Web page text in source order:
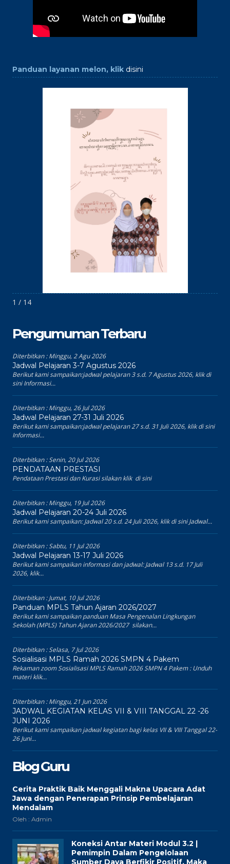
Panduan layanan melon, klik disini
1 / 14
Pengumuman Terbaru
Diterbitkan :Minggu, 2 Agu 2026
Jadwal Pelajaran 3-7 Agustus 2026
Berikut kami sampaikan:jadwal pelajaran 3 s.d. 7 Agustus 2026, klik di
sini Informasi...
Diterbitkan :Minggu, 26 Jul 2026
Jadwal Pelajaran 27-31 Juli 2026
Berikut kami sampaikan:jadwal pelajaran 27 s.d. 31 Juli 2026, klik di sini
Informasi...
Diterbitkan :Senin, 20 Jul 2026
PENDATAAN PRESTASI
Pendataan Prestasi dan Kurasi silakan klik di sini
Diterbitkan :Minggu, 19 Jul 2026
Jadwal Pelajaran 20-24 Juli 2026
Berikut kami sampaikan: Jadwal 20 s.d. 24 Juli 2026, klik di sini Jadwal...
Diterbitkan :Sabtu, 11 Jul 2026
Jadwal Pelajaran 13-17 Juli 2026
Berikut kami sampaikan informasi dan jadwal: Jadwal 13 s.d. 17 Juli
2026, klik...
Diterbitkan :Jumat, 10 Jul 2026
Panduan MPLS Tahun Ajaran 2026/2027
Berikut kami sampaikan panduan Masa Pengenalan Lingkungan
Sekolah (MPLS) Tahun Ajaran 2026/2027 silakan...
Diterbitkan :Selasa, 7 Jul 2026
Sosialisasi MPLS Ramah 2026 SMPN 4 Pakem
Rekaman zoom Sosialisasi MPLS Ramah 2026 SMPN 4 Pakem : Unduh
materi klik...
Diterbitkan :Minggu, 21 Jun 2026
JADWAL KEGIATAN KELAS VII & VIII TANGGAL 22 -26
JUNI 2026
Berikut kami sampaikan jadwal kegiatan bagi kelas VII & VIII Tanggal 22-
26 Juni...
Blog Guru
Cerita Praktik Baik Menggali Makna Upacara Adat
Jawa dengan Penerapan Prinsip Pembelajaran
Mendalam
Oleh : Admin
Koneksi Antar Materi Modul 3.2 |
Pemimpin Dalam Pengelolaan
Sumber Daya Berfikir Positif, Maka